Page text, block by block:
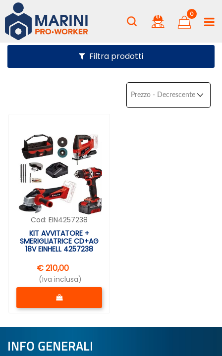
0
Filtra prodotti
Cod: EIN4257238
KIT AVVITATORE +
SMERIGLIATRICE CD+AG
18V EINHELL 4257238
€ 210,00
(Iva inclusa)
Quantità
INFO GENERALI